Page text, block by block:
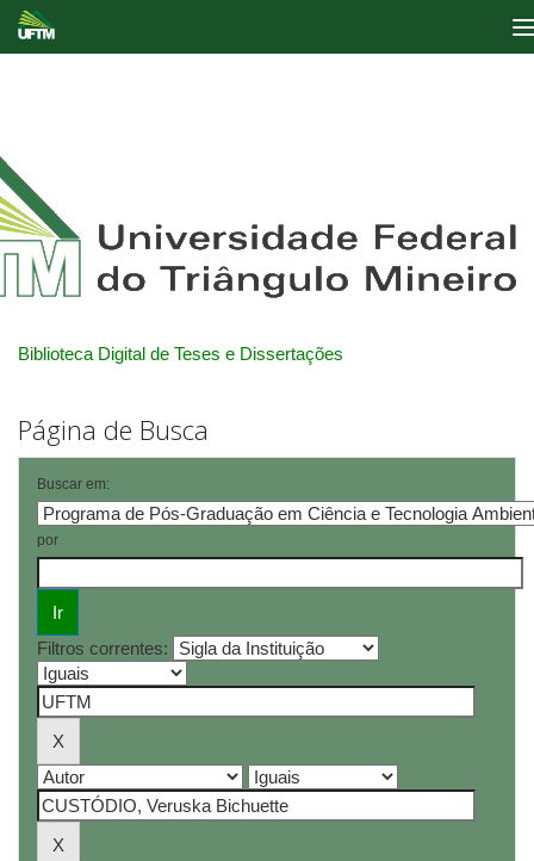
Biblioteca Digital de Teses e Dissertações
Página de Busca
Buscar em:
por
Filtros correntes: